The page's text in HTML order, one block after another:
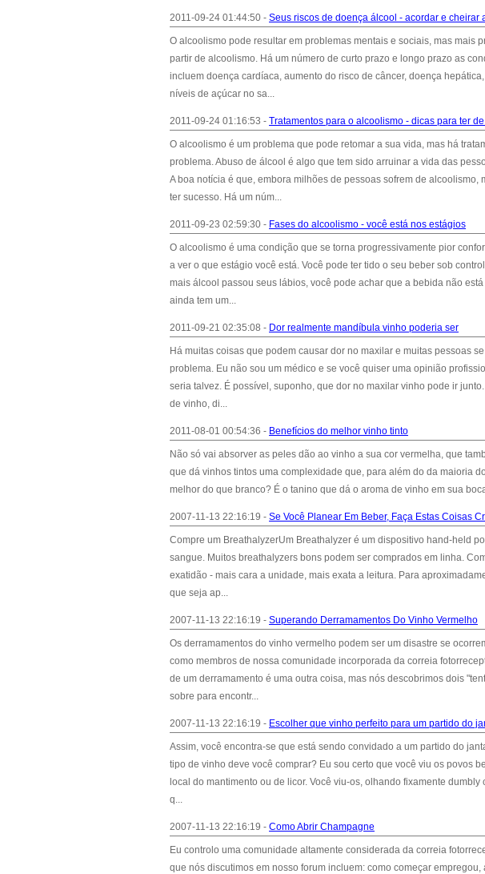
2011-09-24 01:44:50 - Seus riscos de doença álcool - acordar e cheirar
O alcoolismo pode resultar em problemas mentais e sociais, mas mais
partir de alcoolismo. Há um número de curto prazo e longo prazo as
incluem doença cardíaca, aumento do risco de câncer, doença
níveis de açúcar no sa...
2011-09-24 01:16:53 - Tratamentos para o alcoolismo - dicas para ter
O alcoolismo é um problema que pode retomar a sua vida, mas há
problema. Abuso de álcool é algo que tem sido arruinar a vida das
A boa notícia é que, embora milhões de pessoas sofrem de
ter sucesso. Há um núm...
2011-09-23 02:59:30 - Fases do alcoolismo - você está nos estágios
O alcoolismo é uma condição que se torna progressivamente pior
a ver o que estágio você está. Você pode ter tido o seu beber sob
mais álcool passou seus lábios, você pode achar que a bebida não
ainda tem um...
2011-09-21 02:35:08 - Dor realmente mandíbula vinho poderia ser
Há muitas coisas que podem causar dor no maxilar e muitas pessoas
problema. Eu não sou um médico e se você quiser uma opinião
seria talvez. É possível, suponho, que dor no maxilar vinho pode ir
de vinho, di...
2011-08-01 00:54:36 - Benefícios do melhor vinho tinto
Não só vai absorver as peles dão ao vinho a sua cor vermelha, que
que dá vinhos tintos uma complexidade que, para além do da maioria
melhor do que branco? É o tanino que dá o aroma de vinho em sua
2007-11-13 22:16:19 - Se Você Planear Em Beber, Faça Estas Coisas
Compre um BreathalyzerUm Breathalyzer é um dispositivo hand-held
sangue. Muitos breathalyzers bons podem ser comprados em linha.
exatidão - mais cara a unidade, mais exata a leitura. Para
que seja ap...
2007-11-13 22:16:19 - Superando Derramamentos Do Vinho Vermelho
Os derramamentos do vinho vermelho podem ser um disastre se
como membros de nossa comunidade incorporada da correia
de um derramamento é uma outra coisa, mas nós descobrimos dois
sobre para encontr...
2007-11-13 22:16:19 - Escolher que vinho perfeito para um partido do
Assim, você encontra-se que está sendo convidado a um partido do
tipo de vinho deve você comprar? Eu sou certo que você viu os povos
local do mantimento ou de licor. Você viu-os, olhando fixamente
q...
2007-11-13 22:16:19 - Como Abrir Champagne
Eu controlo uma comunidade altamente considerada da correia
que nós discutimos em nosso forum incluem: como começar